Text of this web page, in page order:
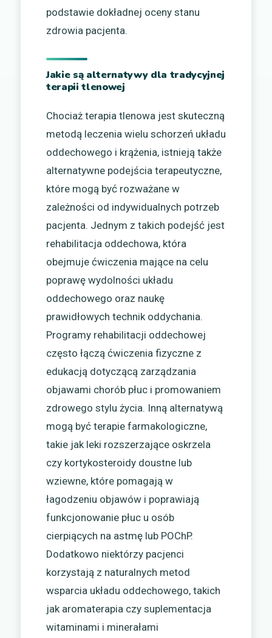
podstawie dokładnej oceny stanu
zdrowia pacjenta.
Jakie są alternatywy dla tradycyjnej
terapii tlenowej
Chociaż terapia tlenowa jest skuteczną
metodą leczenia wielu schorzeń układu
oddechowego i krążenia, istnieją także
alternatywne podejścia terapeutyczne,
które mogą być rozważane w
zależności od indywidualnych potrzeb
pacjenta. Jednym z takich podejść jest
rehabilitacja oddechowa, która
obejmuje ćwiczenia mające na celu
poprawę wydolności układu
oddechowego oraz naukę
prawidłowych technik oddychania.
Programy rehabilitacji oddechowej
często łączą ćwiczenia fizyczne z
edukacją dotyczącą zarządzania
objawami chorób płuc i promowaniem
zdrowego stylu życia. Inną alternatywą
mogą być terapie farmakologiczne,
takie jak leki rozszerzające oskrzela
czy kortykosteroidy doustne lub
wziewne, które pomagają w
łagodzeniu objawów i poprawiają
funkcjonowanie płuc u osób
cierpiących na astmę lub POChP.
Dodatkowo niektórzy pacjenci
korzystają z naturalnych metod
wsparcia układu oddechowego, takich
jak aromaterapia czy suplementacja
witaminami i minerałami